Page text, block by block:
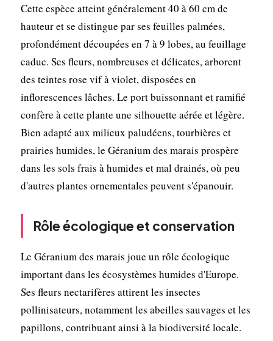
Cette espèce atteint généralement 40 à 60 cm de
hauteur et se distingue par ses feuilles palmées,
profondément découpées en 7 à 9 lobes, au feuillage
caduc. Ses fleurs, nombreuses et délicates, arborent
des teintes rose vif à violet, disposées en
inflorescences lâches. Le port buissonnant et ramifié
confère à cette plante une silhouette aérée et légère.
Bien adapté aux milieux paludéens, tourbières et
prairies humides, le Géranium des marais prospère
dans les sols frais à humides et mal drainés, où peu
d'autres plantes ornementales peuvent s'épanouir.
Rôle écologique et conservation
Le Géranium des marais joue un rôle écologique
important dans les écosystèmes humides d'Europe.
Ses fleurs nectarifères attirent les insectes
pollinisateurs, notamment les abeilles sauvages et les
papillons, contribuant ainsi à la biodiversité locale.